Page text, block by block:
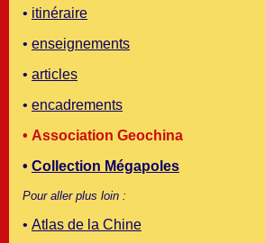
• itinéraire
• enseignements
• articles
• encadrements
• Association Geochina
• Collection Mégapoles
Pour aller plus loin :
• Atlas de la Chine